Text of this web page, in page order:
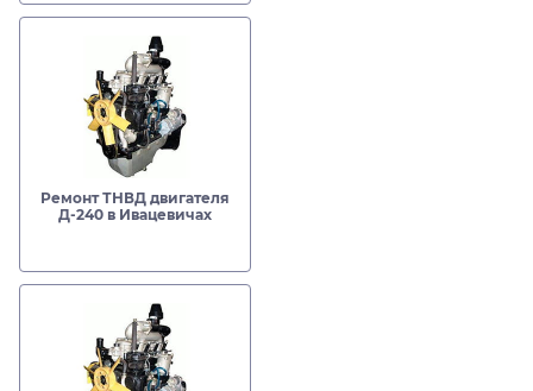
Ремонт ТНВД двигателя
Д-240 в Ивацевичах